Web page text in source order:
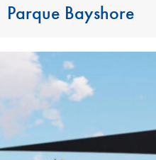
Parque Bayshore